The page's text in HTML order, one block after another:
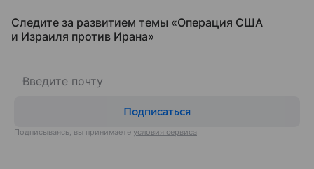
Следите за развитием темы «Операция США
и Израиля против Ирана»
Подписаться
Подписываясь, вы принимаете условия сервиса